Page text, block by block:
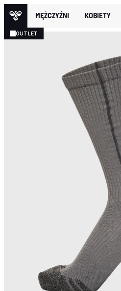
MĘŻCZYŹNI KOBIETY
OUTLET